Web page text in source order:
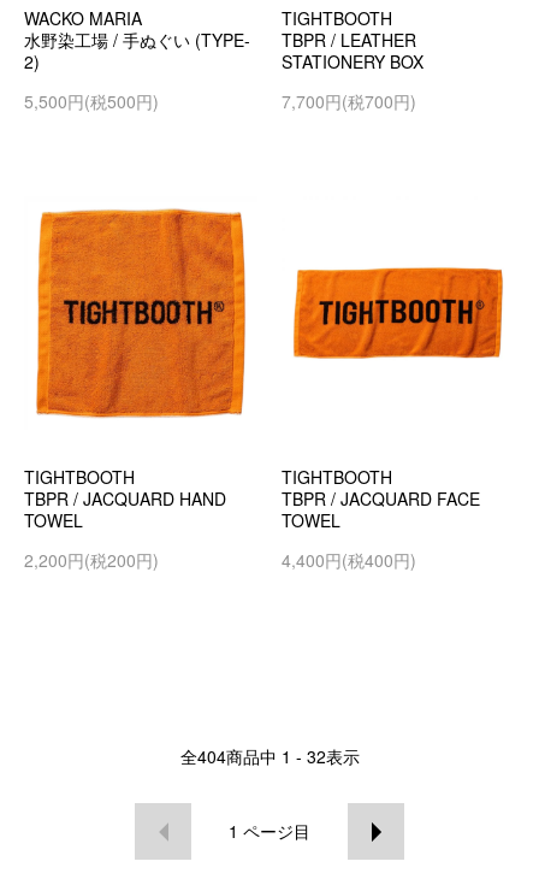
WACKO MARIA
水野染工場 / 手ぬぐい (TYPE-
2)
5,500円(税500円)
TIGHTBOOTH
TBPR / LEATHER
STATIONERY BOX
7,700円(税700円)
TIGHTBOOTH
TBPR / JACQUARD HAND
TOWEL
2,200円(税200円)
TIGHTBOOTH
TBPR / JACQUARD FACE
TOWEL
4,400円(税400円)
全404商品中 1 - 32表示
1 ページ目